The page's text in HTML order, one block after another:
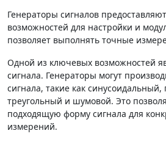
Генераторы сигналов
возможностей для настройки и
позволяет выполнять точные
Одной из ключевых возможностей
сигнала. Генераторы могут
сигнала, такие как
треугольный и шумовой. Это
подходящую форму сигнала для
измерений.